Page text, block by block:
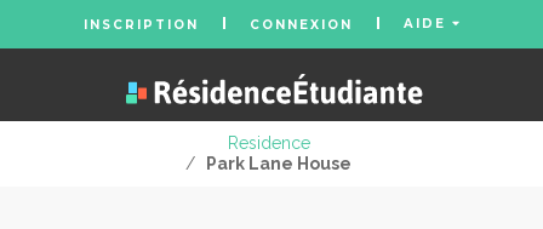
INSCRIPTION CONNEXION AIDE
Residence
/
Park Lane House